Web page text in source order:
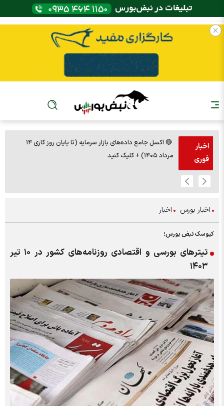
اخبار
فوری
🔴 اکسل جامع داده‌های بازار سرمایه (تا پایان روز کاری ۱۴
مرداد ۱۴۰۵) + کلیک کنید
اخبار بورس اخبار
کیوسک نبض بورس؛
تیتر‌های بورسی و اقتصادی روزنامه‌های کشور در ۱۰ تیر
۱۴۰۳